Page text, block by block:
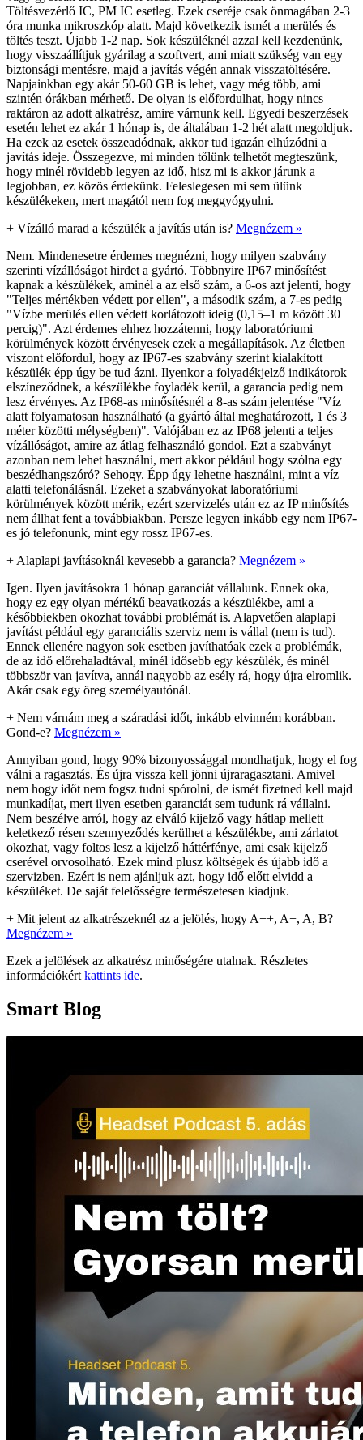
Töltésvezérlő IC, PM IC esetleg. Ezek cseréje csak önmagában 2-3
óra munka mikroszkóp alatt. Majd következik ismét a merülés és
töltés teszt. Újabb 1-2 nap. Sok készüléknél azzal kell kezdenünk,
hogy visszaállítjuk gyárilag a szoftvert, ami miatt szükség van egy
biztonsági mentésre, majd a javítás végén annak visszatöltésére.
Napjainkban egy akár 50-60 GB is lehet, vagy még több, ami
szintén órákban mérhető. De olyan is előfordulhat, hogy nincs
raktáron az adott alkatrész, amire várnunk kell. Egyedi beszerzések
esetén lehet ez akár 1 hónap is, de általában 1-2 hét alatt megoldjuk.
Ha ezek az esetek összeadódnak, akkor tud igazán elhúzódni a
javítás ideje. Összegezve, mi minden tőlünk telhetőt megteszünk,
hogy minél rövidebb legyen az idő, hisz mi is akkor járunk a
legjobban, ez közös érdekünk. Feleslegesen mi sem ülünk
készülékeken, mert magától nem fog meggyógyulni.
+ Vízálló marad a készülék a javítás után is? Megnézem »
Nem. Mindenesetre érdemes megnézni, hogy milyen szabvány
szerinti vízállóságot hirdet a gyártó. Többnyire IP67 minősítést
kapnak a készülékek, aminél a az első szám, a 6-os azt jelenti, hogy
"Teljes mértékben védett por ellen", a második szám, a 7-es pedig
"Vízbe merülés ellen védett korlátozott ideig (0,15–1 m között 30
percig)". Azt érdemes ehhez hozzátenni, hogy laboratóriumi
körülmények között érvényesek ezek a megállapítások. Az életben
viszont előfordul, hogy az IP67-es szabvány szerint kialakított
készülék épp úgy be tud ázni. Ilyenkor a folyadékjelző indikátorok
elszíneződnek, a készülékbe foyladék kerül, a garancia pedig nem
lesz érvényes. Az IP68-as minősítésnél a 8-as szám jelentése "Víz
alatt folyamatosan használható (a gyártó által meghatározott, 1 és 3
méter közötti mélységben)". Valójában ez az IP68 jelenti a teljes
vízállóságot, amire az átlag felhasználó gondol. Ezt a szabványt
azonban nem lehet használni, mert akkor például hogy szólna egy
beszédhangszóró? Sehogy. Épp úgy lehetne használni, mint a víz
alatti telefonálásnál. Ezeket a szabványokat laboratóriumi
körülmények között mérik, ezért szervizelés után ez az IP minősítés
nem állhat fent a továbbiakban. Persze legyen inkább egy nem IP67-
es jó telefonunk, mint egy rossz IP67-es.
+ Alaplapi javításoknál kevesebb a garancia? Megnézem »
Igen. Ilyen javításokra 1 hónap garanciát vállalunk. Ennek oka,
hogy ez egy olyan mértékű beavatkozás a készülékbe, ami a
későbbiekben okozhat további problémát is. Alapvetően alaplapi
javítást például egy garanciális szerviz nem is vállal (nem is tud).
Ennek ellenére nagyon sok esetben javíthatóak ezek a problémák,
de az idő előrehaladtával, minél idősebb egy készülék, és minél
többször van javítva, annál nagyobb az esély rá, hogy újra elromlik.
Akár csak egy öreg személyautónál.
+ Nem várnám meg a száradási időt, inkább elvinném korábban.
Gond-e? Megnézem »
Annyiban gond, hogy 90% bizonyossággal mondhatjuk, hogy el fog
válni a ragasztás. És újra vissza kell jönni újraragasztani. Amivel
nem hogy időt nem fogsz tudni spórolni, de ismét fizetned kell majd
munkadíjat, mert ilyen esetben garanciát sem tudunk rá vállalni.
Nem beszélve arról, hogy az elváló kijelző vagy hátlap mellett
keletkező résen szennyeződés kerülhet a készülékbe, ami zárlatot
okozhat, vagy foltos lesz a kijelző háttérfénye, ami csak kijelző
cserével orvosolható. Ezek mind plusz költségek és újabb idő a
szervizben. Ezért is nem ajánljuk azt, hogy idő előtt elvidd a
készüléket. De saját felelősségre természetesen kiadjuk.
+ Mit jelent az alkatrészeknél az a jelölés, hogy A++, A+, A, B?
Megnézem »
Ezek a jelölések az alkatrész minőségére utalnak. Részletes
információkért kattints ide.
Smart Blog